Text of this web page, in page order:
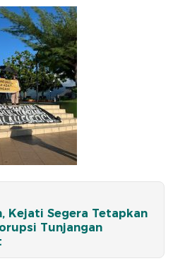
Kejati Segera Tetapkan
Tunjangan